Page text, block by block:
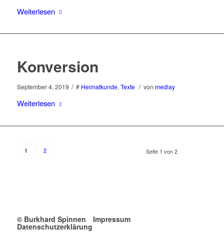
Weiterlesen
Konversion
September 4, 2019 / # Heimatkunde, Texte / von medlay
Weiterlesen
Seite 1 von 2
1 2
© Burkhard Spinnen Impressum
Datenschutzerklärung